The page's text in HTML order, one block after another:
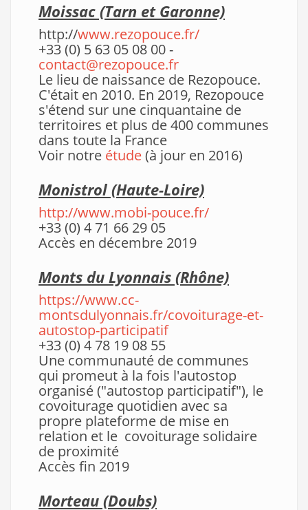
Moissac (Tarn et Garonne)
http://www.rezopouce.fr/
+33 (0) 5 63 05 08 00 -
contact@rezopouce.fr
Le lieu de naissance de Rezopouce.
C'était en 2010. En 2019, Rezopouce
s'étend sur une cinquantaine de
territoires et plus de 400 communes
dans toute la France
Voir notre étude(à jour en 2016)
Monistrol (Haute-Loire)
http://www.mobi-pouce.fr/
+33 (0) 4 71 66 29 05
Accès en décembre 2019
Monts du Lyonnais (Rhône)
https://www.cc-
montsdulyonnais.fr/covoiturage-et-
autostop-participatif
+33 (0) 4 78 19 08 55
Une communauté de communes
qui promeut à la fois l'autostop
organisé ("autostop participatif"), le
covoiturage quotidien avec sa
propre plateforme de mise en
relation et le covoiturage solidaire
de proximité
Accès fin 2019
Morteau (Doubs)